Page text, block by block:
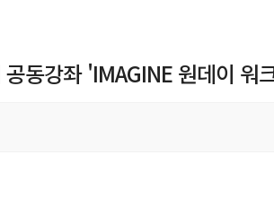
동강좌 'IMAGINE 원데이 워